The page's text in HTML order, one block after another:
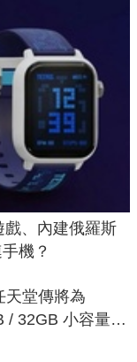
戲、內建俄羅斯
機？
天堂傳將為
/ 32GB 小容量遊